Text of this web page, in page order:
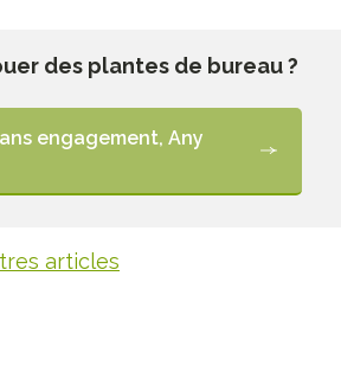
des plantes de bureau ?
engagement, Any
articles